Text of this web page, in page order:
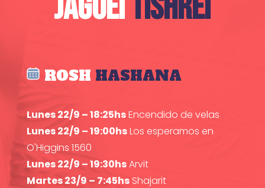
ROSH HASHANA
Lunes 22/9 – 18:25hsEncendido de velas
Lunes 22/9 – 19:00hsLos esperamos en
O'Higgins 1560
Lunes 22/9 – 19:30hsArvit
Martes 23/9 – 7:45hsShajarit